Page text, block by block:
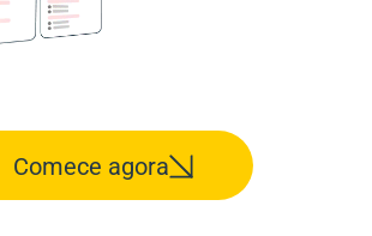
Comece agora